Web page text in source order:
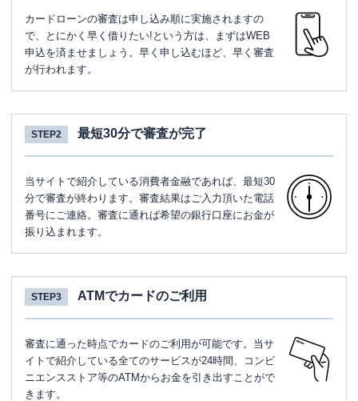
カードローンの審査は申し込み順に実施されますの
で、とにかく早く借りたい!という方は、まずはWEB
申込を済ませましょう。早く申し込むほど、早く審査
が行われます。
STEP2 最短30分で審査が完了
当サイトで紹介している消費者金融であれば、最短30
分で審査が終わります。審査結果はご入力頂いた電話
番号にご連絡。審査に通れば希望の銀行口座にお金が
振り込まれます。
STEP3 ATMでカードのご利用
審査に通った時点でカードのご利用が可能です。当サ
イトで紹介している全てのサービスが24時間、コンビ
ニエンスストア等のATMからお金を引き出すことがで
きます。